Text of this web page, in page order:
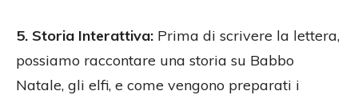
5. Storia Interattiva: Prima di scrivere la lettera,
possiamo raccontare una storia su Babbo
Natale, gli elfi, e come vengono preparati i